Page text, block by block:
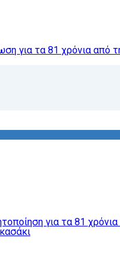
για τα 81 χρόνια
Παρέμβαση για τους